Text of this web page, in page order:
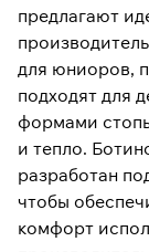
предлагают
для юниоров,
подходят для
формами
и тепло.
разработан
чтобы
комфорт